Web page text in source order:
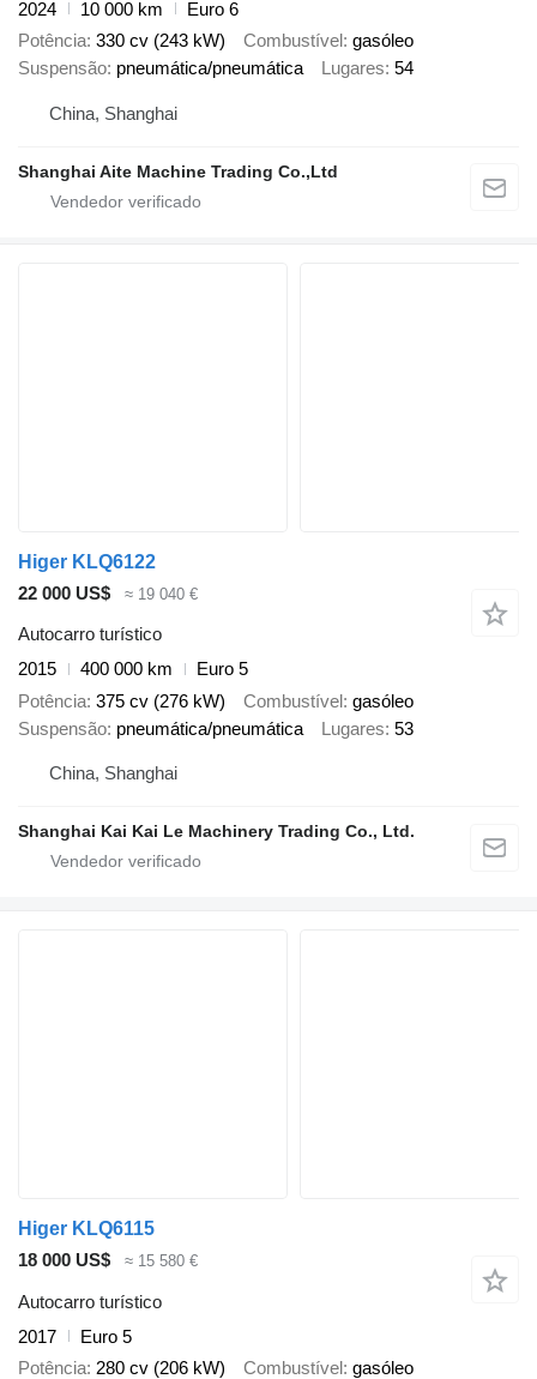
2024
10 000 km
Euro 6
Potência 330 cv (243 kW) Combustível gasóleo
Suspensão pneumática/pneumática Lugares 54
China, Shanghai
Shanghai Aite Machine Trading Co.,Ltd
Higer KLQ6122
22 000 US$
≈ 19 040 €
Autocarro turístico
2015
400 000 km
Euro 5
Potência 375 cv (276 kW) Combustível gasóleo
Suspensão pneumática/pneumática Lugares 53
China, Shanghai
Shanghai Kai Kai Le Machinery Trading Co., Ltd.
Higer KLQ6115
18 000 US$
≈ 15 580 €
Autocarro turístico
2017
Euro 5
Potência 280 cv (206 kW) Combustível gasóleo